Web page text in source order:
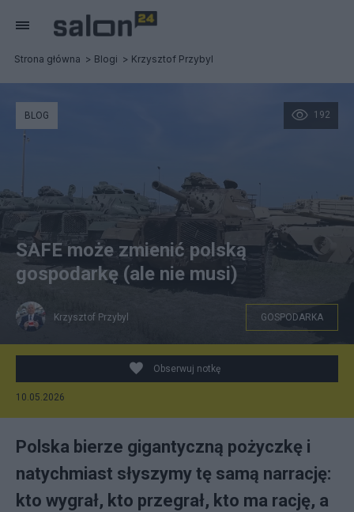
Strona główna Blogi Krzysztof Przybyl
YouTube
192
BLOG
SAFE może zmienić polską
gospodarkę (ale nie musi)
Krzysztof Przybyl GOSPODARKA
Obserwuj notkę
10.05.2026
Polska bierze gigantyczną pożyczkę i
natychmiast słyszymy tę samą narrację:
kto wygrał, kto przegrał, kto ma rację, a